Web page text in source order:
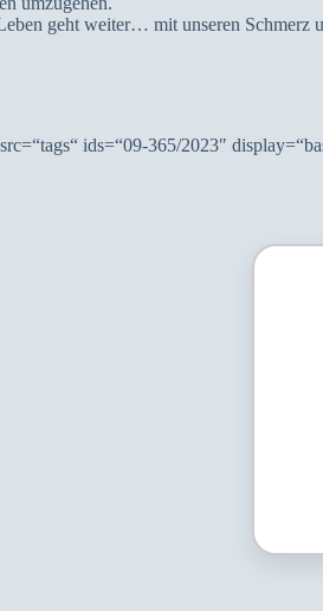
geht weiter… mit unseren Schmerz
ids=“09-365/2023″